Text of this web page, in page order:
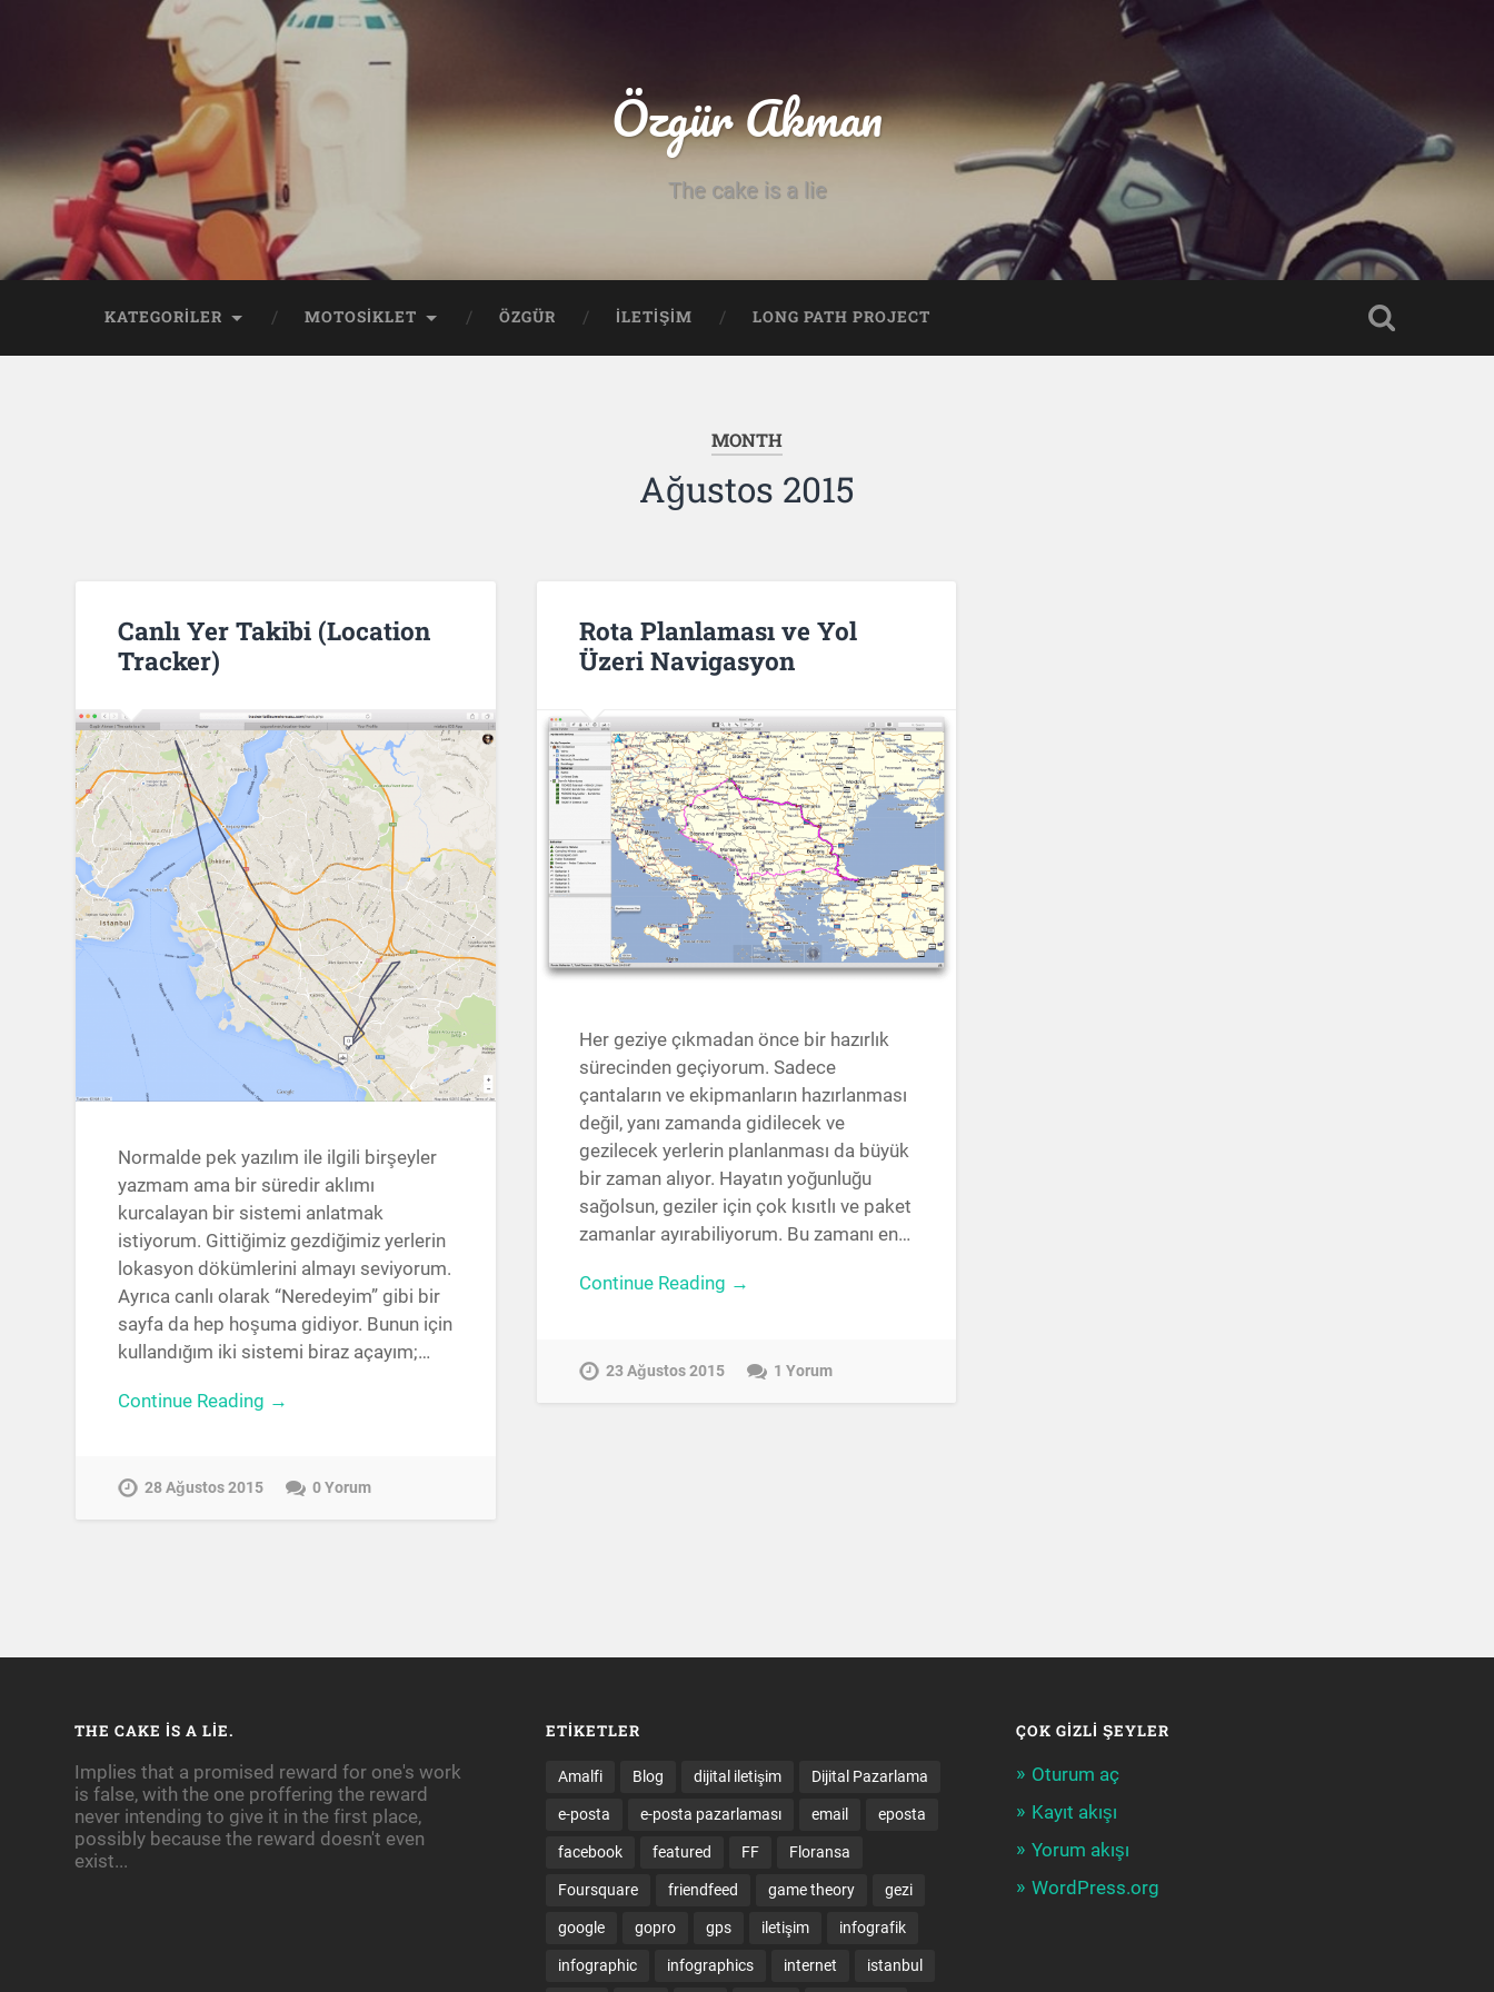
Özgür Akman
The cake is a lie
KATEGORİLER MOTOSİKLET ÖZGÜR İLETİŞİM LONG PATH PROJECT
MONTH
Ağustos 2015
Canlı Yer Takibi (Location
Tracker)
Normalde pek yazılım ile ilgili birşeyler
yazmam ama bir süredir aklımı
kurcalayan bir sistemi anlatmak
istiyorum. Gittiğimiz gezdiğimiz yerlerin
lokasyon dökümlerini almayı seviyorum.
Ayrıca canlı olarak “Neredeyim” gibi bir
sayfa da hep hoşuma gidiyor. Bunun için
kullandığım iki sistemi biraz açayım;…
Continue Reading →
28 Ağustos 2015 0 Yorum
Rota Planlaması ve Yol
Üzeri Navigasyon
Her geziye çıkmadan önce bir hazırlık
sürecinden geçiyorum. Sadece
çantaların ve ekipmanların hazırlanması
değil, yanı zamanda gidilecek ve
gezilecek yerlerin planlanması da büyük
bir zaman alıyor. Hayatın yoğunluğu
sağolsun, geziler için çok kısıtlı ve paket
zamanlar ayırabiliyorum. Bu zamanı en…
Continue Reading →
23 Ağustos 2015 1 Yorum
THE CAKE IS A LIE.
Implies that a promised reward for one's work
is false, with the one proffering the reward
never intending to give it in the first place,
possibly because the reward doesn't even
exist...
ETIKETLER
Amalfi Blog dijital iletişim Dijital Pazarlama
e-posta e-posta pazarlaması email eposta
facebook featured FF Floransa
Foursquare friendfeed game theory gezi
google gopro gps iletişim infografik
infographic infographics internet istanbul
ÇOK GIZLI ŞEYLER
Oturum aç
Kayıt akışı
Yorum akışı
WordPress.org